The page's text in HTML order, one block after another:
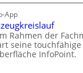
App
Rahmen der
seine touchfähige
InfoPoint.